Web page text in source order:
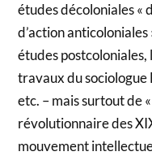
études décoloniales «
d’action anticoloniales
études postcoloniales,
travaux du sociologue
etc. – mais surtout de
révolutionnaire des
mouvement